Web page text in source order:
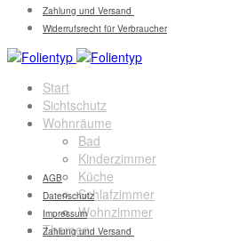
Zahlung und Versand
Widerrufsrecht für Verbraucher
Start
Sichtschutz
Wohnräume
Bad
Kinderzimmer
Küche
Schlafzimmer
Wohnzimmer
Themen
AGB
Datenschutz
Impressum
Zahlung und Versand